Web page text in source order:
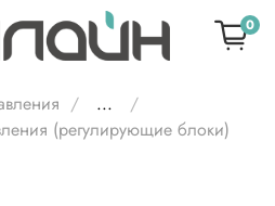
0
...
(регулирующие блоки)